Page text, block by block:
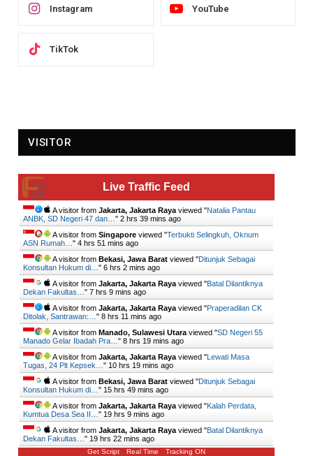
Instagram YouTube
TikTok
VISITOR
Live Traffic Feed
A visitor from Jakarta, Jakarta Raya viewed "Natalia Pantau
ANBK, SD Negeri 47 dan… " 2 hrs 39 mins ago
A visitor from Singapore viewed "Terbukti Selingkuh, Oknum
ASN Rumah… " 4 hrs 51 mins ago
A visitor from Bekasi, Jawa Barat viewed "Ditunjuk Sebagai
Konsultan Hukum di… " 6 hrs 2 mins ago
A visitor from Jakarta, Jakarta Raya viewed "Batal Dilantiknya
Dekan Fakultas… " 7 hrs 9 mins ago
A visitor from Jakarta, Jakarta Raya viewed "Praperadilan CK
Ditolak, Santrawan:… " 8 hrs 11 mins ago
A visitor from Manado, Sulawesi Utara viewed "SD Negeri 55
Manado Gelar Ibadah Pra… " 8 hrs 19 mins ago
A visitor from Jakarta, Jakarta Raya viewed "Lewati Masa
Tugas, 24 Plt Kepsek… " 10 hrs 19 mins ago
A visitor from Bekasi, Jawa Barat viewed "Ditunjuk Sebagai
Konsultan Hukum di… " 15 hrs 49 mins ago
A visitor from Jakarta, Jakarta Raya viewed "Kalah Perdata,
Kumtua Desa Sea II… " 19 hrs 9 mins ago
A visitor from Jakarta, Jakarta Raya viewed "Batal Dilantiknya
Dekan Fakultas… " 19 hrs 22 mins ago
Get Script Real Time Tracking ON